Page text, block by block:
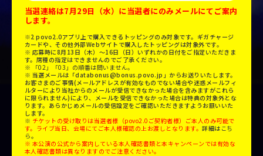
当選連絡は7月29日（水）に当選者にのみメールにてご案内
します。
※2 povo2.0アプリ上で購入できるトッピングのみ対象です。ギガチャージ
カードや、その他外部Webサイトで購入したトッピングは対象外です。
※ 応募時に8月13日（木）～16日（日）いずれかの日付をご指定いただきま
す。席種の指定はできませんのでご了承ください。
※ 「02」「03」の順番は問いません。
※ 当選メールは「databonus@bonus.povo.jp」からお送りいたします。
お客さまのご事情(メールアドレスが有効なものでない場合や迷惑メールフィ
ルターにより当社からのメールが受信できなかった場合を含みますがこれら
に限られません)により、メールを受信できなかった場合は特典の対象外とな
ります。あらかじめメールの受信設定をご確認いただきますようお願いいた
します。
※ チケットの受け取りは当選者様（povo2.0ご契約者様）ご本人のみ可能で
す。ライブ当日、会場にてご本人様確認の上お渡しとなります。詳細は こち
ら。
※ 本公演の公式から案内している本人確認書類と本キャンペーンでは有効な
本人確認書類は異なりますのでご注意ください。